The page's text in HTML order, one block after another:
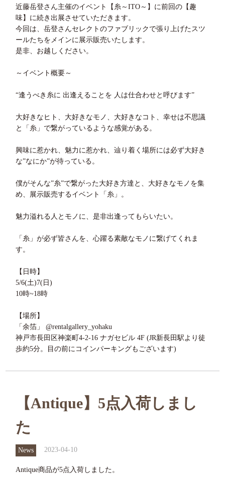
近藤岳登さん主催のイベント【糸～ITO～】に前回の【趣
味】に続き出展させていただきます。
今回は、岳登さんセレクトのファブリックで張り上げたスツ
ールたちをメインに展示販売いたします。
是非、お越しください。
～イベント概要～
“逢うべき糸に 出逢えることを 人は仕合わせと呼びます”
大好きなヒト、大好きなモノ、大好きなコト、幸せは不思議
と「糸」で繋がっているような感覚がある。
興味に惹かれ、魅力に惹かれ、辿り着く場所には必ず大好き
な”なにか”が待っている。
僕がそんな”糸”で繋がった大好き方達と、大好きなモノを集
め、展示販売するイベント「糸」。
魅力溢れる人とモノに、是非出逢ってもらいたい。
「糸」が必ず皆さんを、心躍る素敵なモノに繋げてくれま
す。
【日時】
5/6(土)7(日)
10時~18時
【場所】
「余箔」 @rentalgallery_yohaku
神戸市長田区神楽町4-2-16 ナガセビル 4F (JR新長田駅より徒
歩約5分。目の前にコインパーキングもございます)
【Antique】5点入荷しまし
た
News 2023-04-10
Antique商品が5点入荷しました。